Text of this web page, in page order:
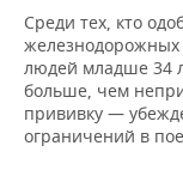
ФИГУРНОЕ
ВОДНЫЕ ВИДЫ
ХОККЕЙ С
МЕДИЦИНА
ОБРАЗОВАНИЕ
ПРОИСШЕСТВИЯ
Среди тех, кто
железнодорожных
людей младше 34
больше, чем
прививку —
ограничений в